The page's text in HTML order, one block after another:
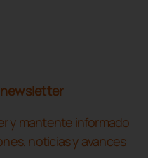
y mantente informado
noticias y avances